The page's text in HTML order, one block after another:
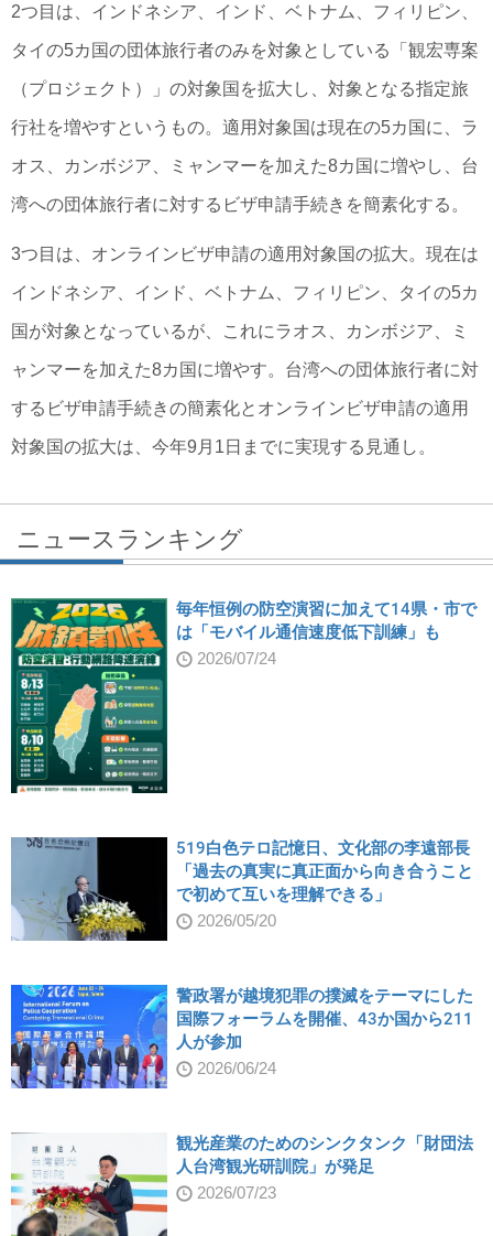
2つ目は、インドネシア、インド、ベトナム、フィリピン、
タイの5カ国の団体旅行者のみを対象としている「観宏専案
（プロジェクト）」の対象国を拡大し、対象となる指定旅
行社を増やすというもの。適用対象国は現在の5カ国に、ラ
オス、カンボジア、ミャンマーを加えた8カ国に増やし、台
湾への団体旅行者に対するビザ申請手続きを簡素化する。
3つ目は、オンラインビザ申請の適用対象国の拡大。現在は
インドネシア、インド、ベトナム、フィリピン、タイの5カ
国が対象となっているが、これにラオス、カンボジア、ミ
ャンマーを加えた8カ国に増やす。台湾への団体旅行者に対
するビザ申請手続きの簡素化とオンラインビザ申請の適用
対象国の拡大は、今年9月1日までに実現する見通し。
ニュースランキング
毎年恒例の防空演習に加えて14県・市で
は「モバイル通信速度低下訓練」も
2026/07/24
519白色テロ記憶日、文化部の李遠部長
「過去の真実に真正面から向き合うこと
で初めて互いを理解できる」
2026/05/20
警政署が越境犯罪の撲滅をテーマにした
国際フォーラムを開催、43か国から211
人が参加
2026/06/24
観光産業のためのシンクタンク「財団法
人台湾観光研訓院」が発足
2026/07/23